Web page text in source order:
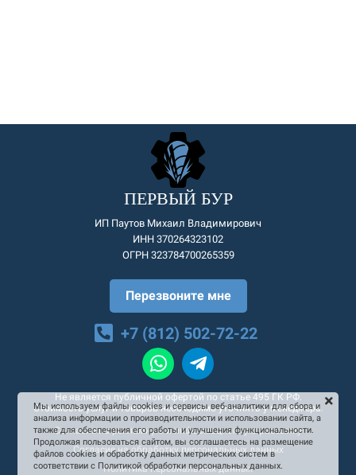
ПЕРВЫЙ БУР
ИП Паутов Михаил Владимирович
ИНН 370264323102
ОГРН 323784700265359
Перезвоните мне
+7 (812) 502-72-22
Не является публичной офертой по статье 495 ГК РФ.
Стоимость услуг и товаров необходимо уточнять у менеджера.
Согласие на рекламную и информационную рассылку
Согласие на обработку персональных данных
Политика персональных данных
Мы используем файлы cookies и сервисы веб-аналитики для сбора и
анализа информации о производительности и использовании сайта, а
также для обеспечения его работы и улучшения функциональности.
Продолжая пользоваться сайтом, вы соглашаетесь на размещение
файлов cookies и обработку данных метрических систем в
соответствии с Политикой обработки персональных данных.